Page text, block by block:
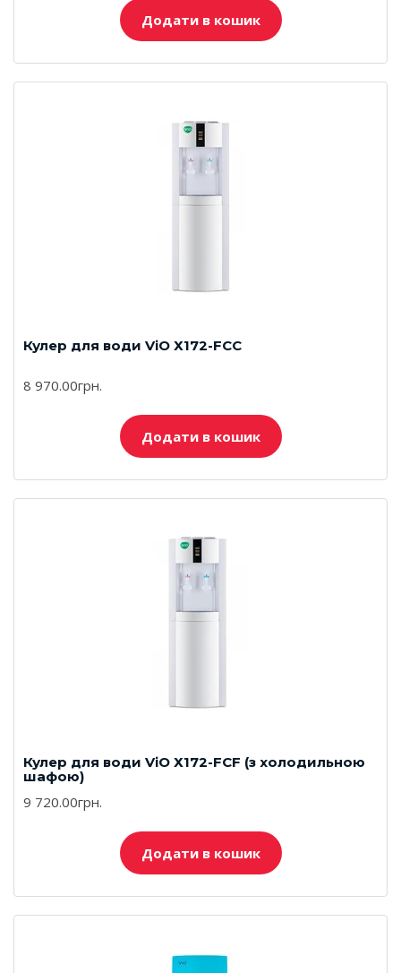
Додати в кошик
Кулер для води ViO Х172-FСC
8 970.00грн.
Додати в кошик
Кулер для води ViO Х172-FСF (з холодильною
шафою)
9 720.00грн.
Додати в кошик